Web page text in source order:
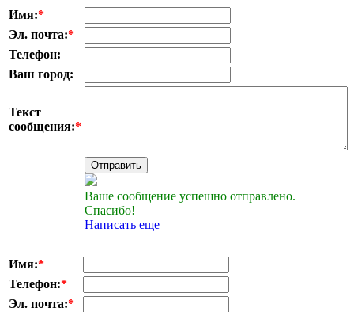
Имя:*
Эл. почта:*
Телефон:
Ваш город:
Текст
сообщения:*
Отправить
Ваше сообщение успешно отправлено.
Спасибо!
Написать еще
Имя:*
Телефон:*
Эл. почта:*